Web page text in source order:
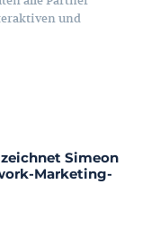
und
Simeon
Marketing-